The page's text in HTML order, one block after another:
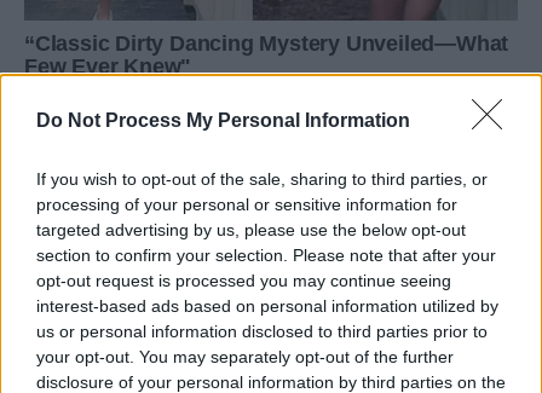
Do Not Process My Personal Information
If you wish to opt-out of the sale, sharing to third parties, or
processing of your personal or sensitive information for
targeted advertising by us, please use the below opt-out
section to confirm your selection. Please note that after your
opt-out request is processed you may continue seeing
interest-based ads based on personal information utilized by
us or personal information disclosed to third parties prior to
your opt-out. You may separately opt-out of the further
disclosure of your personal information by third parties on the